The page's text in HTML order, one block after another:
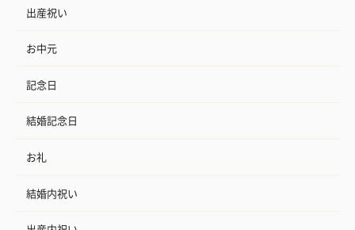
出産祝い
お中元
記念日
結婚記念日
お礼
結婚内祝い